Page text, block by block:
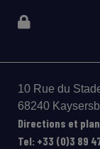
10 Rue du
68240
Directions et plan
Tel: +33 (0)3 89